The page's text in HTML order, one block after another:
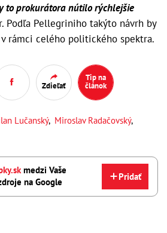
to prokurátora nútilo rýchlejšie
Podľa Pellegriniho takýto návrh by
rámci celého politického spektra.
Zdieľať
Tip na
článok
Lučanský, Miroslav Radačovský,
medzi Vaše
na Google
Pridať